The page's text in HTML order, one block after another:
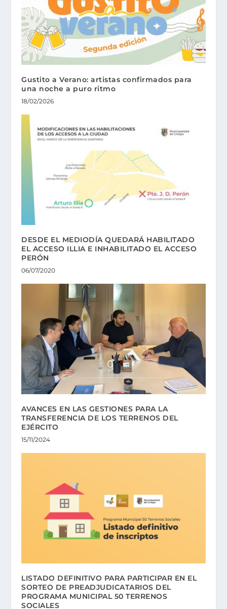
Gustito a Verano: artistas confirmados para
una noche a puro ritmo
18/02/2026
DESDE EL MEDIODÍA QUEDARÁ HABILITADO
EL ACCESO ILLIA E INHABILITADO EL ACCESO
PERÓN
06/07/2020
AVANCES EN LAS GESTIONES PARA LA
TRANSFERENCIA DE LOS TERRENOS DEL
EJÉRCITO
15/11/2024
LISTADO DEFINITIVO PARA PARTICIPAR EN EL
SORTEO DE PREADJUDICATARIOS DEL
PROGRAMA MUNICIPAL 50 TERRENOS
SOCIALES